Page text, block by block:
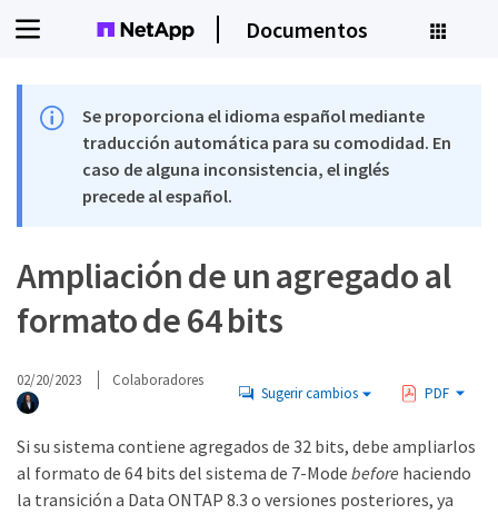
Documentos
Se proporciona el idioma español mediante
traducción automática para su comodidad. En
caso de alguna inconsistencia, el inglés
precede al español.
Ampliación de un agregado al
formato de 64 bits
02/20/2023 Colaboradores
Sugerir cambios PDF
Si su sistema contiene agregados de 32 bits, debe ampliarlos
al formato de 64 bits del sistema de 7-Mode before haciendo
la transición a Data ONTAP 8.3 o versiones posteriores, ya